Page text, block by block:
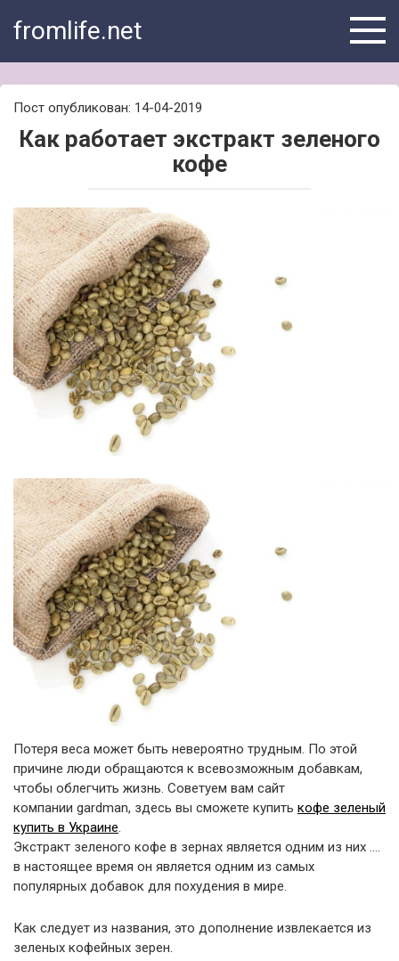
fromlife.net
Пост опубликован: 14-04-2019
Как работает экстракт зеленого
кофе
Потеря веса может быть невероятно трудным. По этой
причине люди обращаются к всевозможным добавкам,
чтобы облегчить жизнь. Советуем вам сайт
компании gardman, здесь вы сможете купить кофе зеленый
купить в Украине.
Экстракт зеленого кофе в зернах является одним из них ….
в настоящее время он является одним из самых
популярных добавок для похудения в мире.
Как следует из названия, это дополнение извлекается из
зеленых кофейных зерен.